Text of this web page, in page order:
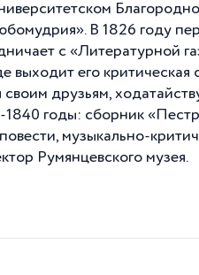
В 1826 году
с «Литературной
выходит его критическая
друзьям,
годы: сборник
музыкально-
Румянцевского музея.